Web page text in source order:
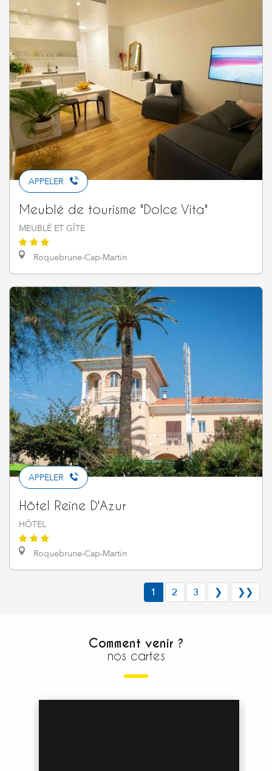
APPELER
Meublé de tourisme "Dolce Vita"
MEUBLÉ ET GÎTE
Roquebrune-Cap-Martin
APPELER
Hôtel Reine D'Azur
HÔTEL
Roquebrune-Cap-Martin
1 2 3 ❯ ❯❯
Comment venir ?
nos cartes